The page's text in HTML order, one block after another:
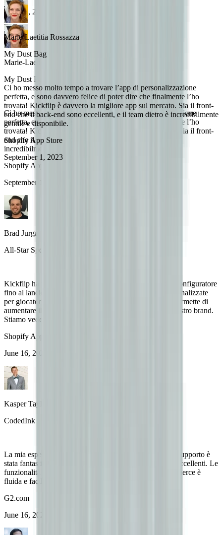
Marie-Laetitia Rossazza
My Dust Bag
Ci ho messo molto tempo a trovare l’app di personalizzazione
perfetta, e sono davvero felice di poter dire che finalmente l’ho
trovata! Kickflip è davvero la migliore app sul mercato. Sia il front-
end che il back-end sono eccellenti, e il team dietro è incredibilmente
gentile e disponibile.
Shopify App Store
September 1, 2023
May 20, 2021
Marie-Laetitia Rossazza
My Dust Bag
Ci ho messo molto tempo a trovare l’app di personalizzazione
perfetta, e sono davvero felice di poter dire che finalmente l’ho
trovata! Kickflip è davvero la migliore app sul mercato. Sia il front-
end che il back-end sono eccellenti, e il team dietro è
incredibilmente gentile e disponibile.
Shopify App Store
September 1, 2023
Brad Jurga
All-Star Sporting Goods
Kickflip ha reso tutto semplice, dalla progettazione del configuratore
fino al lancio. Stiamo creando attrezzature davvero personalizzate
per giocatori di baseball d’élite e questa piattaforma ci permette di
aumentare il coinvolgimento e l’entusiasmo attorno al nostro brand.
Stiamo vedendo risultati immediati.
Shopify App Store
June 16, 2025
Kasper Taylor
CodedInk
La mia esperienza sia con il prodotto che con il team di supporto è
stata fantastica. L’interfaccia e l’esperienza utente sono eccellenti. Le
funzionalità sono potenti e l’integrazione con WooCommerce è
fluida e facile da configurare.
G2.com
June 16, 2025